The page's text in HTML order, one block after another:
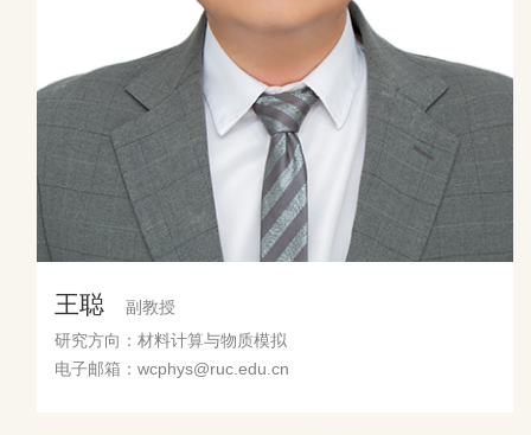
王聪
副教授
研究方向：材料计算与物质模拟
电子邮箱：wcphys@ruc.edu.cn